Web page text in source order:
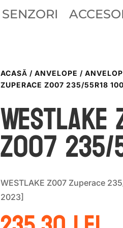
SENZORI
ACASĂ / ANVELOPE /
ZUPERACE Z007 235/55R18
WestLake
Z007 235/
WESTLAKE Z007 Zuperace
2023]